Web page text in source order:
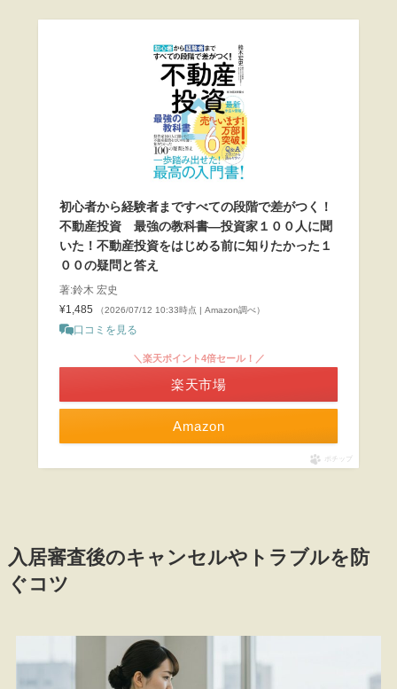
初心者から経験者まですべての段階で差がつく！
不動産投資 最強の教科書―投資家１００人に聞
いた！不動産投資をはじめる前に知りたかった１
００の疑問と答え
著:鈴木 宏史
¥1,485
（2026/07/12 10:33時点 | Amazon調べ）
口コミを見る
Amazon
＼楽天ポイント4倍セール！／
楽天市場
ポチップ
入居審査後のキャンセルやトラブルを防
ぐコツ